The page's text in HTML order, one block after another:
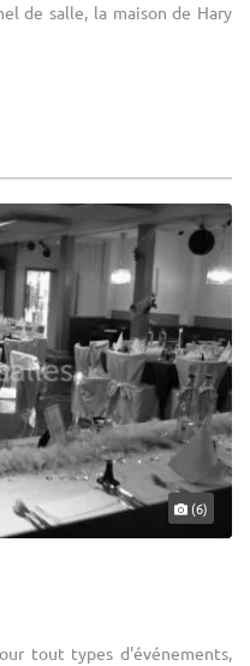
de salle, la maison de Hary
(6)
tout types d'événements,